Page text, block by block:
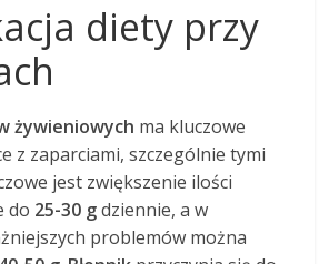
diety przy
żywieniowych ma kluczowe
z zaparciami, szczególnie tymi
jest zwiększenie ilości
do 25-30 gdziennie, a w
problemów można